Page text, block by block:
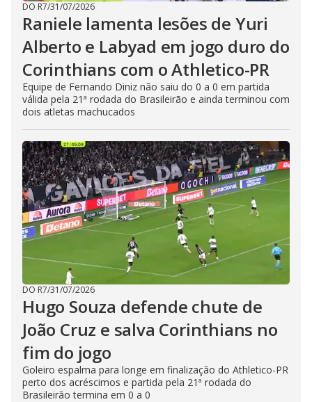
DO R7/31/07/2026
Raniele lamenta lesões de Yuri
Alberto e Labyad em jogo duro do
Corinthians com o Athletico-PR
Equipe de Fernando Diniz não saiu do 0 a 0 em partida
válida pela 21ª rodada do Brasileirão e ainda terminou com
dois atletas machucados
DO R7/31/07/2026
Hugo Souza defende chute de
João Cruz e salva Corinthians no
fim do jogo
Goleiro espalma para longe em finalização do Athletico-PR
perto dos acréscimos e partida pela 21ª rodada do
Brasileirão termina em 0 a 0